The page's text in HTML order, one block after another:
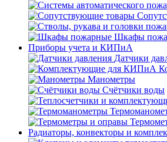
Шкафы
Приборы учета и КИПиА
Датчики
Манометры
Счётчики воды
Радиаторы, конвекторы и